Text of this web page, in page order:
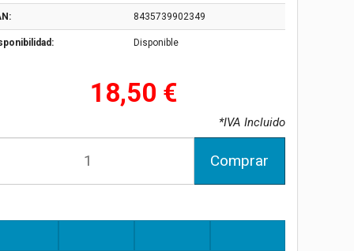
8435739902349
Disponible
18,50 €
*IVA Incluido
Comprar